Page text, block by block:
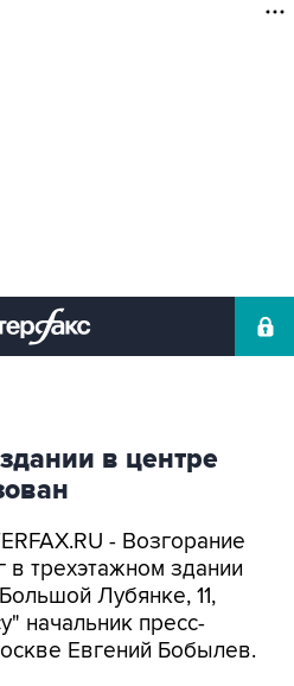
в центре
- Возгорание
трехэтажном здании
Лубянке, 11,
начальник пресс-
Евгений Бобылев.